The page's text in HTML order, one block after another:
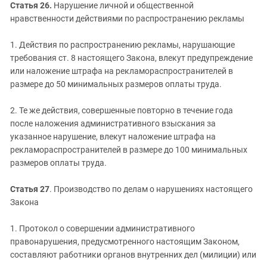
Статья 26. Нарушение личной и общественной
нравственности действиями по распространению рекламы
1. Действия по распространению рекламы, нарушающие
требования ст. 8 настоящего Закона, влекут предупреждение
или наложение штрафа на рекламораспространителей в
размере до 50 минимальных размеров оплаты труда.
2. Те же действия, совершенные повторно в течение года
после наложения административного взыскания за
указанное нарушение, влекут наложение штрафа на
рекламораспространителей в размере до 100 минимальных
размеров оплаты труда.
Статья 27. Производство по делам о нарушениях настоящего
Закона
1. Протокол о совершении административного
правонарушения, предусмотренного настоящим Законом,
составляют работники органов внутренних дел (милиции) или